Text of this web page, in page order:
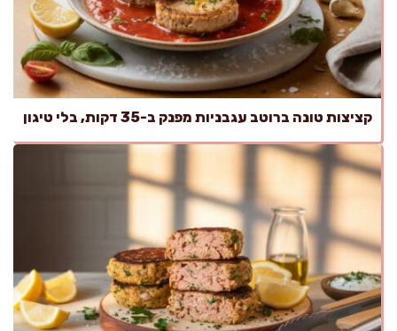
קציצות טונה ברוטב עגבניות מפנק ב-35 דקות, בלי טיגון